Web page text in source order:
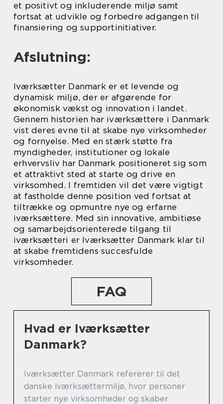
et positivt og inkluderende miljø samt
fortsat at udvikle og forbedre adgangen til
finansiering og supportinitiativer.
Afslutning:
Iværksætter Danmark er et levende og
dynamisk miljø, der er afgørende for
økonomisk vækst og innovation i landet.
Gennem historien har iværksættere i Danmark
vist deres evne til at skabe nye virksomheder
og fornyelse. Med en stærk støtte fra
myndigheder, institutioner og lokale
erhvervsliv har Danmark positioneret sig som
et attraktivt sted at starte og drive en
virksomhed. I fremtiden vil det være vigtigt
at fastholde denne position ved fortsat at
tiltrække og opmuntre nye og erfarne
iværksættere. Med sin innovative, ambitiøse
og samarbejdsorienterede tilgang til
iværksætteri er Iværksætter Danmark klar til
at skabe fremtidens succesfulde
virksomheder.
FAQ
Hvad er Iværksætter
Danmark?
Iværksætter Danmark refererer til det
danske iværksættermiljø, hvor personer
starter nye virksomheder og skaber